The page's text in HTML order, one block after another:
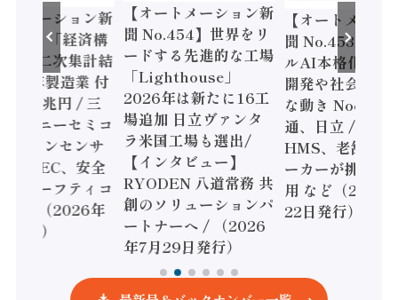
トメーション新
】「経済構
調査二次集計結
年製造業 付
額86兆円 / 三
とソニーセミコ
ジョンセンサ
/ IDEC、安全
すセーフティコ
ーラ（2026年
発行）
【オートメーション新
聞 No.454】世界をリ
ードする先進的な工場
「Lighthouse」
2026年は新たに16工
場追加 日立ヴァンタ
ラ米国工場も選出/
【インタビュー】
RYODEN 八道常務 共
創のソリューションパ
ートナーへ / （2026
年7月29日発行）
【オートメーシ
聞 No.453】フ
ルAI本格化へ
開発や社会実装
な動き Noetra
通、日立 / 兵神
HMS、老舗ポ
ーカーが挑むデ
用 など（2026
22日発行）